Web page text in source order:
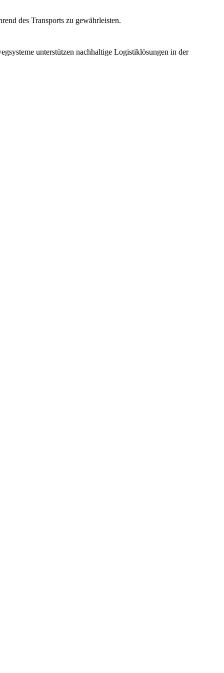
des Transports zu gewährleisten.
unterstützen nachhaltige Logistiklösungen in der